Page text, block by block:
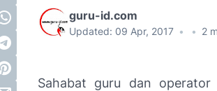
guru-id.com
Updated: 09 Apr, 2017 • • 2
Sahabat guru dan